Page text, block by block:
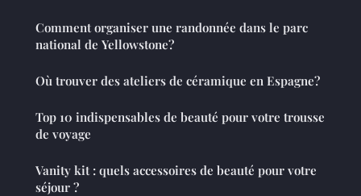
Comment organiser une randonnée dans le parc
national de Yellowstone?
Où trouver des ateliers de céramique en Espagne?
Top 10 indispensables de beauté pour votre trousse
de voyage
Vanity kit : quels accessoires de beauté pour votre
séjour ?